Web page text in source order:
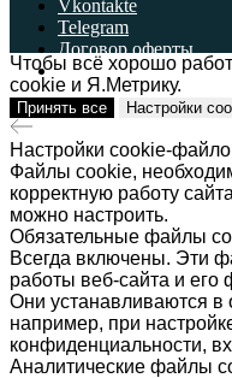
Vkontakte
Telegram
Договор оферты
Политика
ИП БУРДИН НИКИТА
ОГРН 322774600047120
ИНН 770406805828
Наверх
Чтобы всё хорошо
cookie и Я.Метрику.
Принять все Настройки
Настройки cookie-
Файлы cookie,
корректную работу
можно настроить.
Обязательные файлы
Всегда включены. Эти
работы веб-сайта и его
Они устанавливаются в
например, при
конфиденциальности,
Аналитические файлы